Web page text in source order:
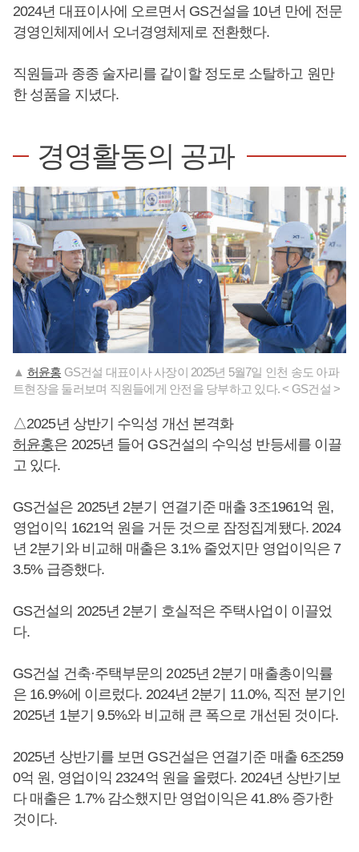
2024년 대표이사에 오르면서 GS건설을 10년 만에 전문
경영인체제에서 오너경영체제로 전환했다.
직원들과 종종 술자리를 같이할 정도로 소탈하고 원만
한 성품을 지녔다.
경영활동의 공과
▲ 허윤홍 GS건설 대표이사 사장이 2025년 5월7일 인천 송도 아파
트현장을 둘러보며 직원들에게 안전을 당부하고 있다. < GS건설 >
△2025년 상반기 수익성 개선 본격화
허윤홍은 2025년 들어 GS건설의 수익성 반등세를 이끌
고 있다.
GS건설은 2025년 2분기 연결기준 매출 3조1961억 원,
영업이익 1621억 원을 거둔 것으로 잠정집계됐다. 2024
년 2분기와 비교해 매출은 3.1% 줄었지만 영업이익은 7
3.5% 급증했다.
GS건설의 2025년 2분기 호실적은 주택사업이 이끌었
다.
GS건설 건축·주택부문의 2025년 2분기 매출총이익률
은 16.9%에 이르렀다. 2024년 2분기 11.0%, 직전 분기인
2025년 1분기 9.5%와 비교해 큰 폭으로 개선된 것이다.
2025년 상반기를 보면 GS건설은 연결기준 매출 6조259
0억 원, 영업이익 2324억 원을 올렸다. 2024년 상반기보
다 매출은 1.7% 감소했지만 영업이익은 41.8% 증가한
것이다.